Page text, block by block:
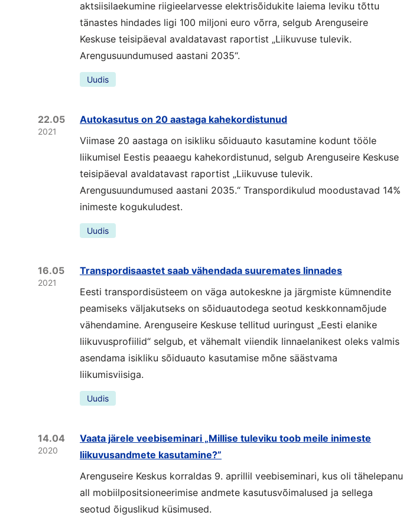
aktsiisilaekumine riigieelarvesse elektrisõidukite laiema leviku tõttu
tänastes hindades ligi 100 miljoni euro võrra, selgub Arenguseire
Keskuse teisipäeval avaldatavast raportist „Liikuvuse tulevik.
Arengusuundumused aastani 2035“.
Uudis
22.05
2021
Autokasutus on 20 aastaga kahekordistunud
Viimase 20 aastaga on isikliku sõiduauto kasutamine kodunt tööle
liikumisel Eestis peaaegu kahekordistunud, selgub Arenguseire Keskuse
teisipäeval avaldatavast raportist „Liikuvuse tulevik.
Arengusuundumused aastani 2035.“ Transpordikulud moodustavad 14%
inimeste kogukuludest.
Uudis
16.05
2021
Transpordisaastet saab vähendada suuremates linnades
Eesti transpordisüsteem on väga autokeskne ja järgmiste kümnendite
peamiseks väljakutseks on sõiduautodega seotud keskkonnamõjude
vähendamine. Arenguseire Keskuse tellitud uuringust „Eesti elanike
liikuvusprofiilid“ selgub, et vähemalt viiendik linnaelanikest oleks valmis
asendama isikliku sõiduauto kasutamise mõne säästvama
liikumisviisiga.
Uudis
14.04
2020
Vaata järele veebiseminari „Millise tuleviku toob meile inimeste
liikuvusandmete kasutamine?”
Arenguseire Keskus korraldas 9. aprillil veebiseminari, kus oli tähelepanu
all mobiilpositsioneerimise andmete kasutusvõimalused ja sellega
seotud õiguslikud küsimused.